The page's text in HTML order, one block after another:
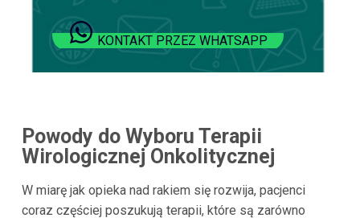
KONTAKT PRZEZ WHATSAPP
Powody do Wyboru Terapii
Wirologicznej Onkolitycznej
W miarę jak opieka nad rakiem się rozwija, pacjenci
coraz częściej poszukują terapii, które są zarówno